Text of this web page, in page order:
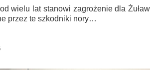
wielu lat stanowi zagrożenie dla Żuław
przez te szkodniki nory…